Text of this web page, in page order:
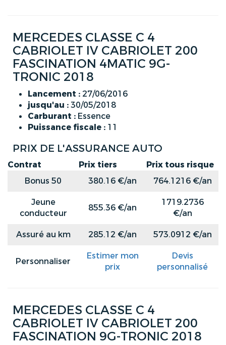
MERCEDES CLASSE C 4
CABRIOLET IV CABRIOLET 200
FASCINATION 4MATIC 9G-
TRONIC 2018
Lancement : 27/06/2016
jusqu'au :30/05/2018
Carburant : Essence
Puissance fiscale : 11
PRIX DE L'ASSURANCE AUTO
Contrat Prix tiers
Prix tous risque
Bonus 50
380.16 €/an
764.1216 €/an
Jeune
conducteur
855.36 €/an
1719.2736
€/an
Assuré au km
285.12 €/an 573.0912 €/an
Personnaliser
Estimer mon
prix
Devis
personnalisé
MERCEDES CLASSE C 4
CABRIOLET IV CABRIOLET 200
FASCINATION 9G-TRONIC 2018